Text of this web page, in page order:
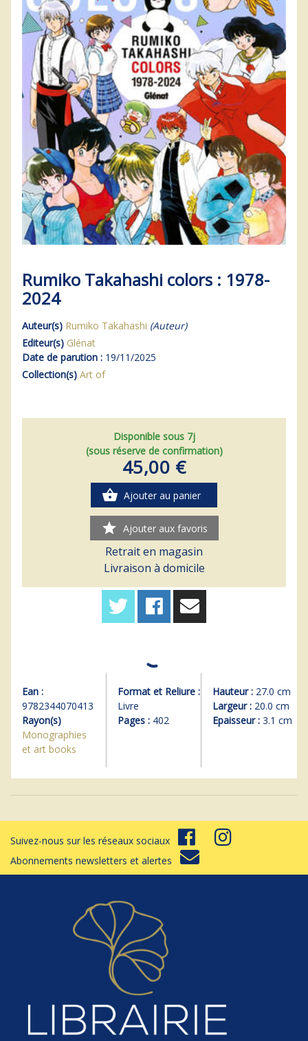
Rumiko Takahashi colors : 1978-
2024
Auteur(s) Rumiko Takahashi (Auteur)
Editeur(s) Glénat
Date de parution : 19/11/2025
Collection(s) Art of
Disponible sous 7j
(sous réserve de confirmation)
45,00 €
shopping_basket Ajouter au panier
star Ajouter aux favoris
Retrait en magasin
Livraison à domicile
Ean :
9782344070413
Rayon(s)
Monographies
et art books
Format et Reliure :
Livre
Pages :402
Hauteur : 27.0 cm
Largeur : 20.0 cm
Epaisseur : 3.1 cm
Suivez-nous sur les réseaux sociaux
Abonnements newsletters et alertes